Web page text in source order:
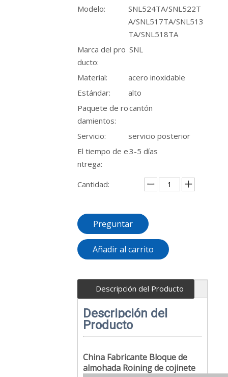
Modelo:
SNL524TA/SNL522T
A/SNL517TA/SNL513
TA/SNL518TA
Marca del pro
ducto:
SNL
Material:
acero inoxidable
Estándar:
alto
Paquete de ro
damientos:
cantón
Servicio:
servicio posterior
El tiempo de e
ntrega:
3-5 días
Cantidad:
Preguntar
Añadir al carrito
Descripción del Producto
Descripción del
Producto
China Fabricante Bloque de
almohada Roining de cojinete